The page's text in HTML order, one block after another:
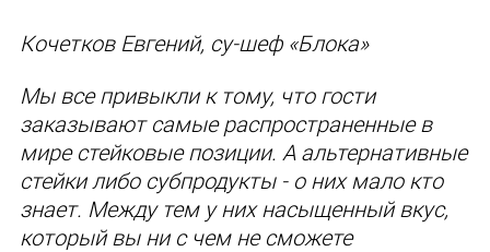
Кочетков Евгений, су-шеф «Блока»
Мы все привыкли к тому, что гости
заказывают самые распространенные в
мире стейковые позиции. А альтернативные
стейки либо субпродукты - о них мало кто
знает. Между тем у них насыщенный вкус,
который вы ни с чем не сможете